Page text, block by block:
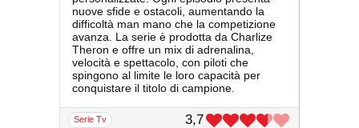
nuove sfide e ostacoli, aumentando la
difficoltà man mano che la competizione
avanza. La serie è prodotta da Charlize
Theron e offre un mix di adrenalina,
velocità e spettacolo, con piloti che
spingono al limite le loro capacità per
conquistare il titolo di campione.
serie Tv 3,7